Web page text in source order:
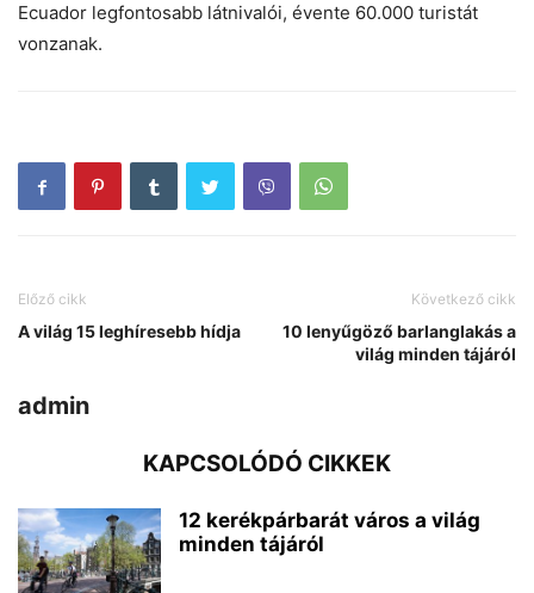
Ecuador legfontosabb látnivalói, évente 60.000 turistát
vonzanak.
Előző cikk
A világ 15 leghíresebb hídja
Következő cikk
10 lenyűgöző barlanglakás a
világ minden tájáról
admin
KAPCSOLÓDÓ CIKKEK
12 kerékpárbarát város a világ
minden tájáról